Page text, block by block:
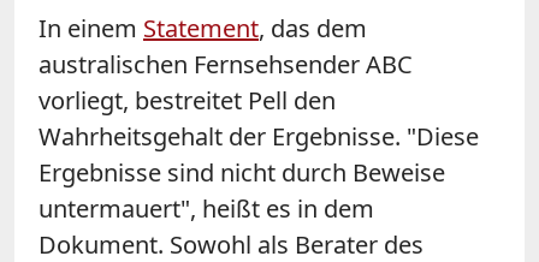
In einem Statement, das dem
australischen Fernsehsender ABC
vorliegt, bestreitet Pell den
Wahrheitsgehalt der Ergebnisse. "Diese
Ergebnisse sind nicht durch Beweise
untermauert", heißt es in dem
Dokument. Sowohl als Berater des